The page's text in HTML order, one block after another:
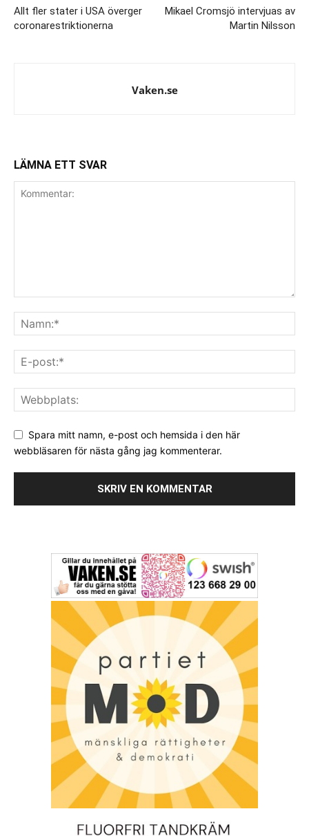
Allt fler stater i USA överger
coronarestriktionerna
Mikael Cromsjö intervjuas av
Martin Nilsson
Vaken.se
LÄMNA ETT SVAR
Spara mitt namn, e-post och hemsida i den här
webbläsaren för nästa gång jag kommenterar.